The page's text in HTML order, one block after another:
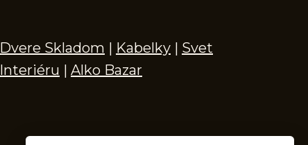
Dvere Skladom | Kabelky | Svet
Interiéru | Alko Bazar